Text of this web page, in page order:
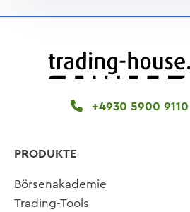
+4930 5900 9110
PRODUKTE
Börsenakademie
Trading-Tools